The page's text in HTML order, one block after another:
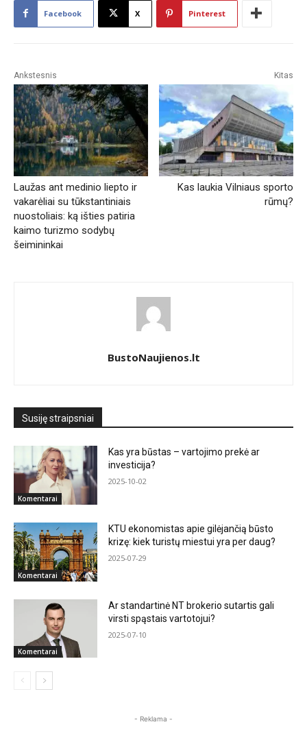
Facebook X Pinterest
Ankstesnis
Laužas ant medinio liepto ir
vakarėliai su tūkstantiniais
nuostoliais: ką išties patiria
kaimo turizmo sodybų
šeimininkai
Kitas
Kas laukia Vilniaus sporto
rūmų?
BustoNaujienos.lt
Susiję straipsniai
Komentarai
Kas yra būstas – vartojimo prekė ar
investicija?
2025-10-02
Komentarai
KTU ekonomistas apie gilėjančią būsto
krizę: kiek turistų miestui yra per daug?
2025-07-29
Komentarai
Ar standartinė NT brokerio sutartis gali
virsti spąstais vartotojui?
2025-07-10
- Reklama -